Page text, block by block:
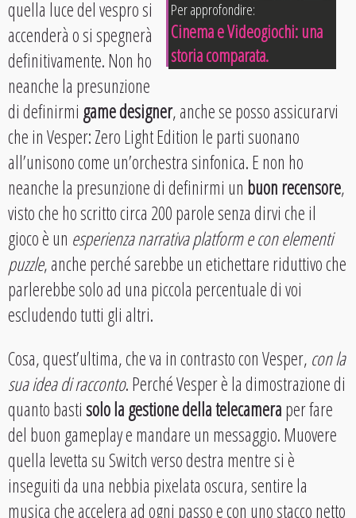
Per approfondire:
Cinema e Videogiochi: una
storia comparata.
quella luce del vespro si
accenderà o si spegnerà
definitivamente. Non ho
neanche la presunzione
di definirmi game designer, anche se posso assicurarvi
che in Vesper: Zero Light Edition le parti suonano
all’unisono come un’orchestra sinfonica. E non ho
neanche la presunzione di definirmi un buon recensore,
visto che ho scritto circa 200 parole senza dirvi che il
gioco è un esperienza narrativa platform e con elementi
puzzle, anche perché sarebbe un etichettare riduttivo che
parlerebbe solo ad una piccola percentuale di voi
escludendo tutti gli altri.
Cosa, quest’ultima, che va in contrasto con Vesper, con la
sua idea di racconto. Perché Vesper è la dimostrazione di
quanto bastisolo la gestione della telecameraper fare
del buon gameplay e mandare un messaggio. Muovere
quella levetta su Switch verso destra mentre si è
inseguiti da una nebbia pixelata oscura, sentire la
musica che accelera ad ogni passo e con uno stacco netto